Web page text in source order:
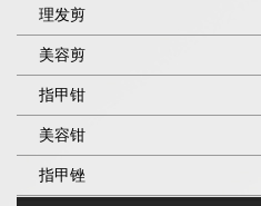
理发剪
美容剪
指甲钳
美容钳
指甲锉